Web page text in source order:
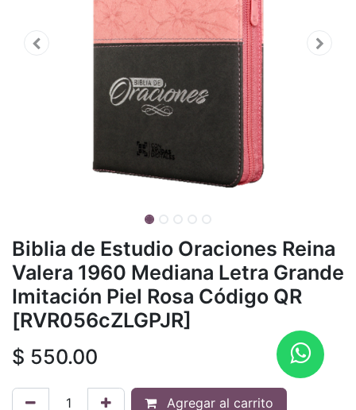
Biblia de Estudio Oraciones Reina
Valera 1960 Mediana Letra Grande
Imitación Piel Rosa Código QR
[RVR056cZLGPJR]
$ 550.00
Agregar al carrito